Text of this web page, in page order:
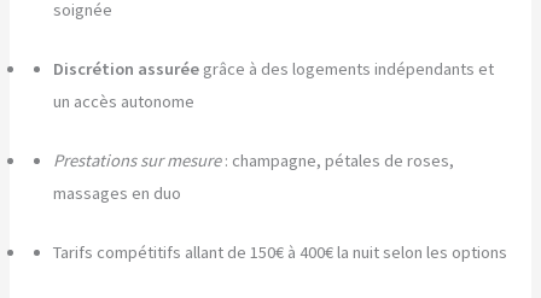
soignée
Discrétion assurée grâce à des logements indépendants et
un accès autonome
Prestations sur mesure: champagne, pétales de roses,
massages en duo
Tarifs compétitifs allant de 150€ à 400€ la nuit selon les options